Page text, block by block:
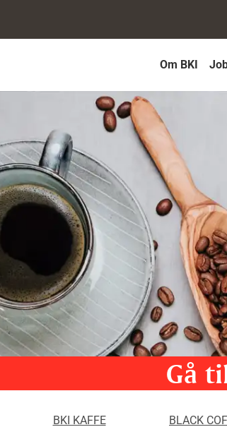
Om BKI
Gå
BKI KAFFE
BLACK